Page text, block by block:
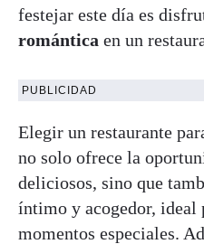
festejar este día es
romántica en un
PUBLICIDAD
Elegir un restaurante
no solo ofrece la
deliciosos, sino que
íntimo y acogedor, ideal
momentos especiales.